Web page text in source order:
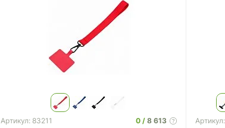
Артикул: 83211 0 8 613